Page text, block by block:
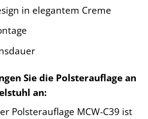
in elegantem Creme
Sie die Polsterauflage an
an:
Polsterauflage MCW-C39 ist